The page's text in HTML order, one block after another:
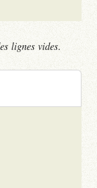
lignes vides.